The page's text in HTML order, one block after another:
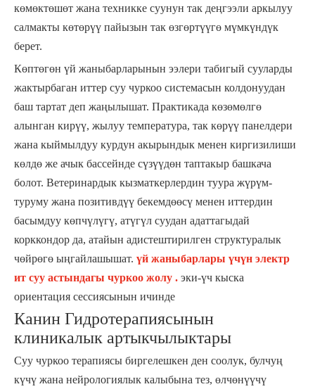
көмөктөшөт жана техникке суунун так деңгээли аркылуу
салмакты көтөрүү пайызын так өзгөртүүгө мүмкүндүк
берет.
Көптөгөн үй жаныбарларынын ээлери табигый сууларды
жактырбаган иттер суу чуркоо системасын колдонуудан
баш тартат деп жаңылышат. Практикада көзөмөлгө
алынган кирүү, жылуу температура, так көрүү панелдери
жана кыймылдуу курдун акырындык менен киргизилиши
көлдө же ачык бассейнде сүзүүдөн таптакыр башкача
болот. Ветеринардык кызматкерлердин туура жүрүм-
туруму жана позитивдүү бекемдөөсү менен иттердин
басымдуу көпчүлүгү, атүгүл суудан адаттагыдай
корккондор да, атайын адистештирилген структуралык
чөйрөгө ыңгайлашышат. үй жаныбарлары үчүн электр
ит суу астындагы чуркоо жолу . эки-үч кыска
ориентация сессиясынын ичинде
Канин Гидротерапиясынын
клиникалык артыкчылыктары
Суу чуркоо терапиясы биргелешкен ден соолук, булчуң
күчү жана нейрологиялык калыбына тез, өлчөнүүчү